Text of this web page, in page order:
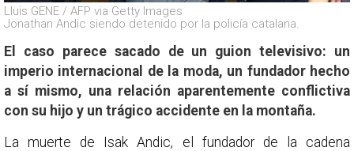
Lluis GENE / AFP via Getty Images
Jonathan Andic siendo detenido por la policía catalana.
El caso parece sacado de un guion televisivo: un
imperio internacional de la moda, un fundador hecho
a sí mismo, una relación aparentemente conflictiva
con su hijo y un trágico accidente en la montaña.
La muerte de Isak Andic, el fundador de la cadena